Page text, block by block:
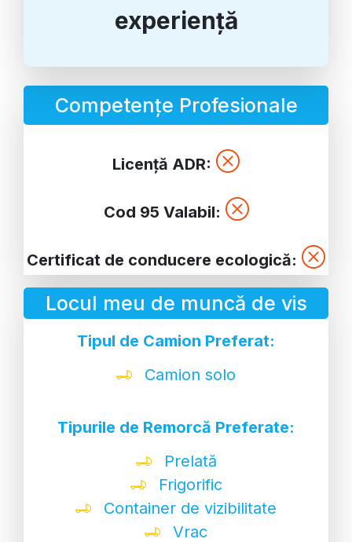
experiență
Competențe Profesionale
Licență ADR:
Cod 95 Valabil:
Certificat de conducere ecologică:
Locul meu de muncă de vis
Tipul de Camion Preferat:
Camion solo
Tipurile de Remorcă Preferate:
Prelată
Frigorific
Container de vizibilitate
Vrac